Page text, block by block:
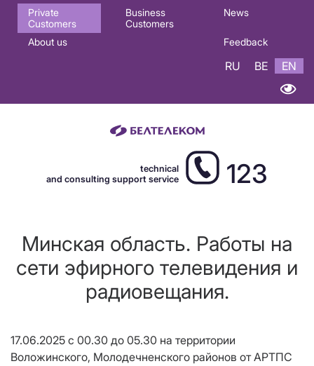
Основная
навигация
Private
Customers
Business
Customers
News
About us Feedback
RU BE EN
technical
and consulting support service
123
Минская область. Работы на
сети эфирного телевидения и
радиовещания.
17.06.2025 с 00.30 до 05.30 на территории
Воложинского, Молодечненского районов от АРТПС